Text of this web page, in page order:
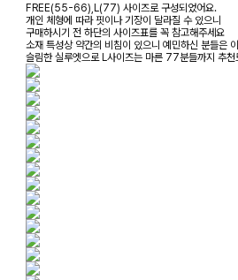
FREE(55-66),L(77) 사이즈로 구성되었어요.
개인 체형에 따라 핏이나 기장이 달라질 수 있으니
구매하시기 전 하단의 사이즈표를 꼭 참고해주세요
소재 특성상 약간의 비침이 있으니 예민하신 분들은
슬림한 실루엣으로 L사이즈는 마른 77분들까지 추천